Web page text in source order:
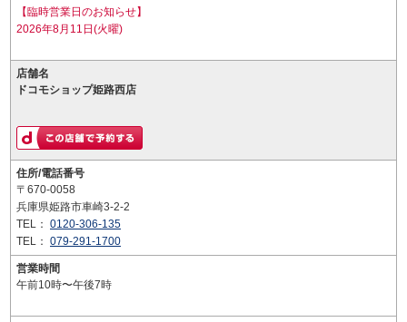
【臨時営業日のお知らせ】
2026年8月11日(火曜)
店舗名
ドコモショップ姫路西店
住所/電話番号
〒670-0058
兵庫県姫路市車崎3-2-2
TEL： 0120-306-135
TEL： 079-291-1700
営業時間
午前10時〜午後7時